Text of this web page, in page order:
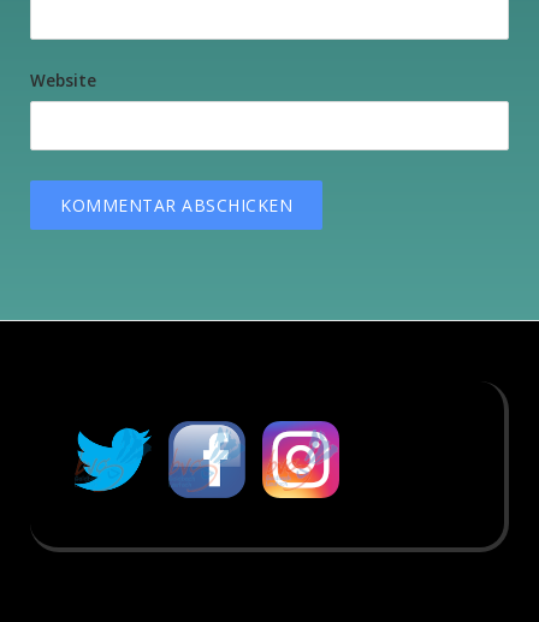
Website